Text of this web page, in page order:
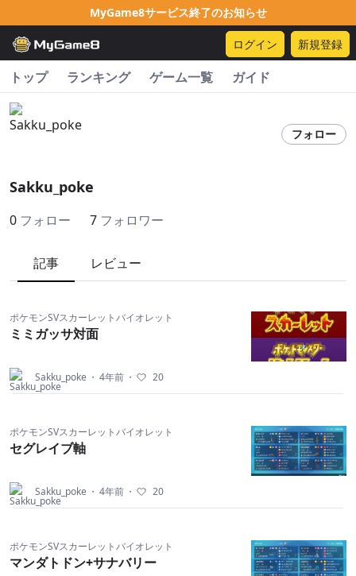
MyGame8サービス終了のお知らせ
ログイン 新規登録
トップ ランキング ゲーム一覧 ガイド
フォロー
Sakku_poke
0 フォロー 7 フォロワー
記事 レビュー
ポケモンSVスカーレットバイオレット
ミミガッサ対面
Sakku_poke ・ 4年前 ・ 20
ポケモンSVスカーレットバイオレット
セグレイブ軸
Sakku_poke ・ 4年前 ・ 20
ポケモンSVスカーレットバイオレット
マンダトドン+サナバリー